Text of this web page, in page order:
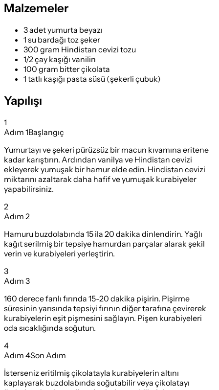
Malzemeler
3 adet yumurta beyazı
1 su bardağı toz şeker
300 gram Hindistan cevizi tozu
1/2 çay kaşığı vanilin
100 gram bitter çikolata
1 tatlı kaşığı pasta süsü (şekerli çubuk)
Yapılışı
1
Adım 1Başlangıç
Yumurtayı ve şekeri pürüzsüz bir macun kıvamına eritene
kadar karıştırın. Ardından vanilya ve Hindistan cevizi
ekleyerek yumuşak bir hamur elde edin. Hindistan cevizi
miktarını azaltarak daha hafif ve yumuşak kurabiyeler
yapabilirsiniz.
2
Adım 2
Hamuru buzdolabında 15 ila 20 dakika dinlendirin. Yağlı
kağıt serilmiş bir tepsiye hamurdan parçalar alarak şekil
verin ve kurabiyeleri yerleştirin.
3
Adım 3
160 derece fanlı fırında 15-20 dakika pişirin. Pişirme
süresinin yarısında tepsiyi fırının diğer tarafına çevirerek
kurabiyelerin eşit pişmesini sağlayın. Pişen kurabiyeleri
oda sıcaklığında soğutun.
4
Adım 4Son Adım
İsterseniz eritilmiş çikolatayla kurabiyelerin altını
kaplayarak buzdolabında soğutabilir veya çikolatayı